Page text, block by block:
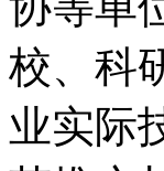
校、科
业实际